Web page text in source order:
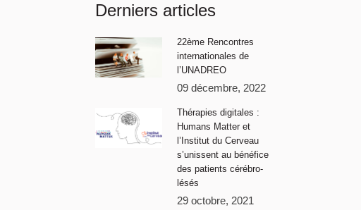
Derniers articles
22ème Rencontres
internationales de
l’UNADREO
09 décembre, 2022
Thérapies digitales :
Humans Matter et
l’Institut du Cerveau
s’unissent au bénéfice
des patients cérébro-
lésés
29 octobre, 2021